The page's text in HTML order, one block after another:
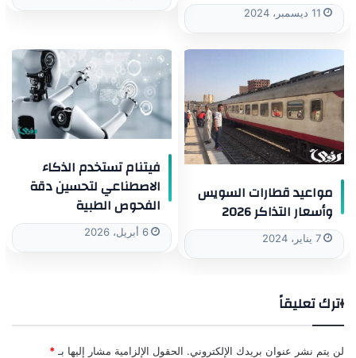
11 ديسمبر، 2024
مواعيد قطارات السويس
وأسعار التذاكر 2026
7 يناير، 2024
فيتنام تستخدم الذكاء
الاصطناعي لتحسين دقة
الفحوص الطبية
6 أبريل، 2026
اترك تعليقاً
لن يتم نشر عنوان بريدك الإلكتروني. الحقول الإلزامية مشار إليها بـ *